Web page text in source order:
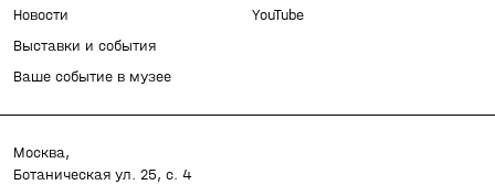
Новости
Выставки и события
Ваше событие в музее
YouTube
Москва,
Ботаническая ул. 25, с. 4